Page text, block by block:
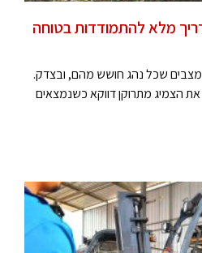
מלא להתמודדות בטוחה
שכל נהג חושש מהם, ובצדק.
הצמיג מתרוקן דווקא כשנמצאים